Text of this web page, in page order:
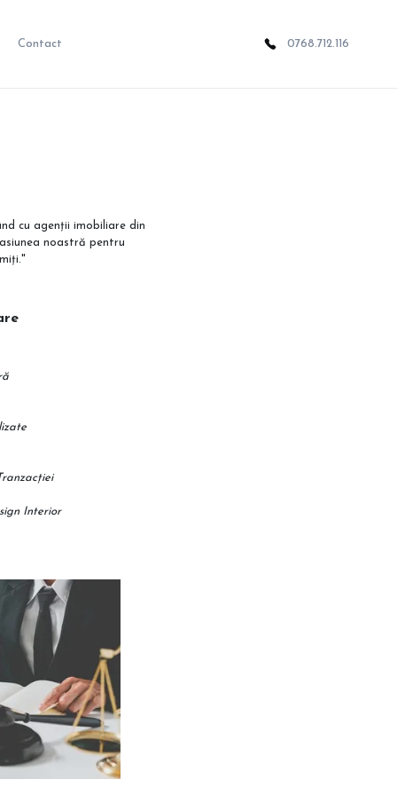
Contact 0768.712.116
cu agenții imobiliare din
noastră pentru
Interior